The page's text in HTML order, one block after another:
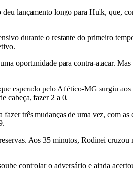
lançamento longo para Hulk, que,
durante o restante do primeiro
oportunidade para contra-atacar.
esperado pelo Atlético-MG surgiu
cabeça, fazer 2 a 0.
três mudanças de uma vez, com
Aos 35 minutos, Rodinei
controlar o adversário e ainda